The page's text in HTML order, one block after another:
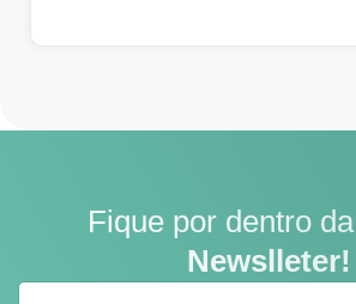
Fique por dentro da
Newslleter!